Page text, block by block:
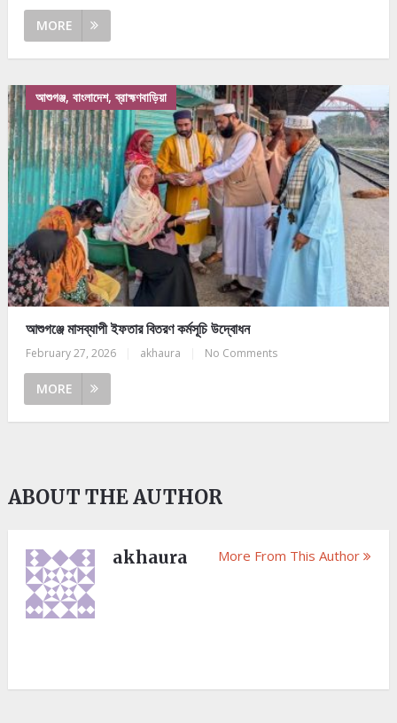
MORE
আশুগঞ্জ, বাংলাদেশ, ব্রাহ্মণবাড়িয়া
আশুগঞ্জে মাসব্যাপী ইফতার বিতরণ কর্মসূচি উদ্বোধন
February 27, 2026 akhaura No Comments
MORE
ABOUT THE AUTHOR
akhaura More From This Author